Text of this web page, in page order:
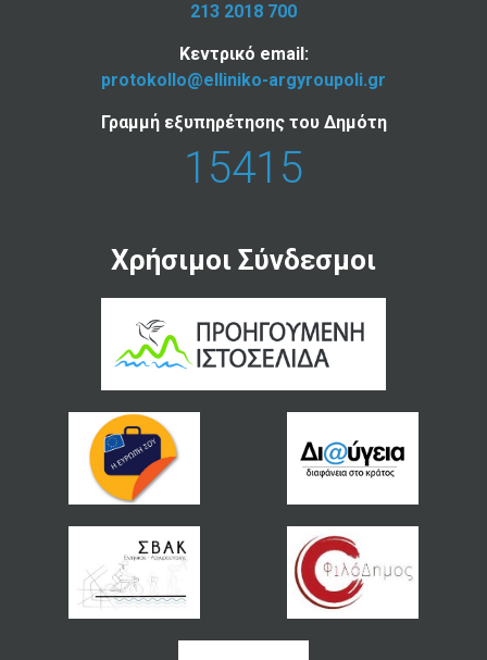
213 2018 700
Κεντρικό email:
protokollo@elliniko-argyroupoli.gr
Γραμμή εξυπηρέτησης του Δημότη
15415
Χρήσιμοι Σύνδεσμοι